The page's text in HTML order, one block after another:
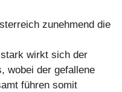
zunehmend die
wirkt sich der
wobei der gefallene
führen somit